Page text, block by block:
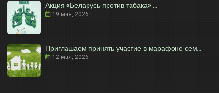
Акция «Беларусь против табака» ...
19 мая, 2026
Приглашаем принять участие в марафоне сем...
12 мая, 2026